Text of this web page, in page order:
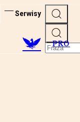
Serwisy
PRO